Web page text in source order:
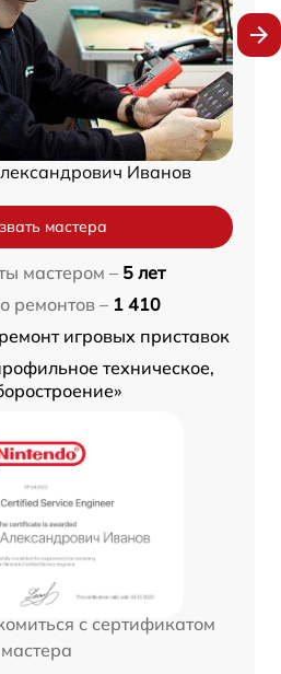
Иванов
мастера
мастером – 5 лет
ремонтов – 1 410
ремонт игровых приставок
техническое,
с сертификатом
мастера